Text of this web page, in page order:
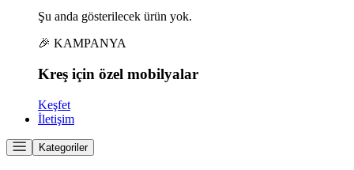
Şu anda gösterilecek ürün yok.
🎉 KAMPANYA
Kreş için özel mobilyalar
Keşfet
İletişim
Kategoriler